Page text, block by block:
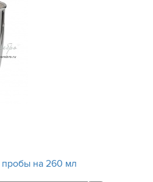
пробы на 260 мл